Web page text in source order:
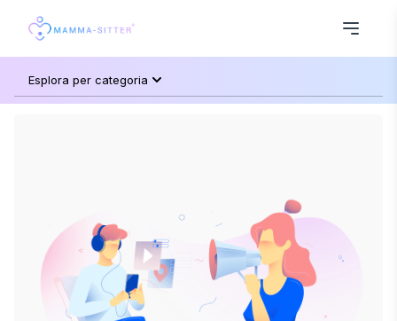
Esplora per categoria